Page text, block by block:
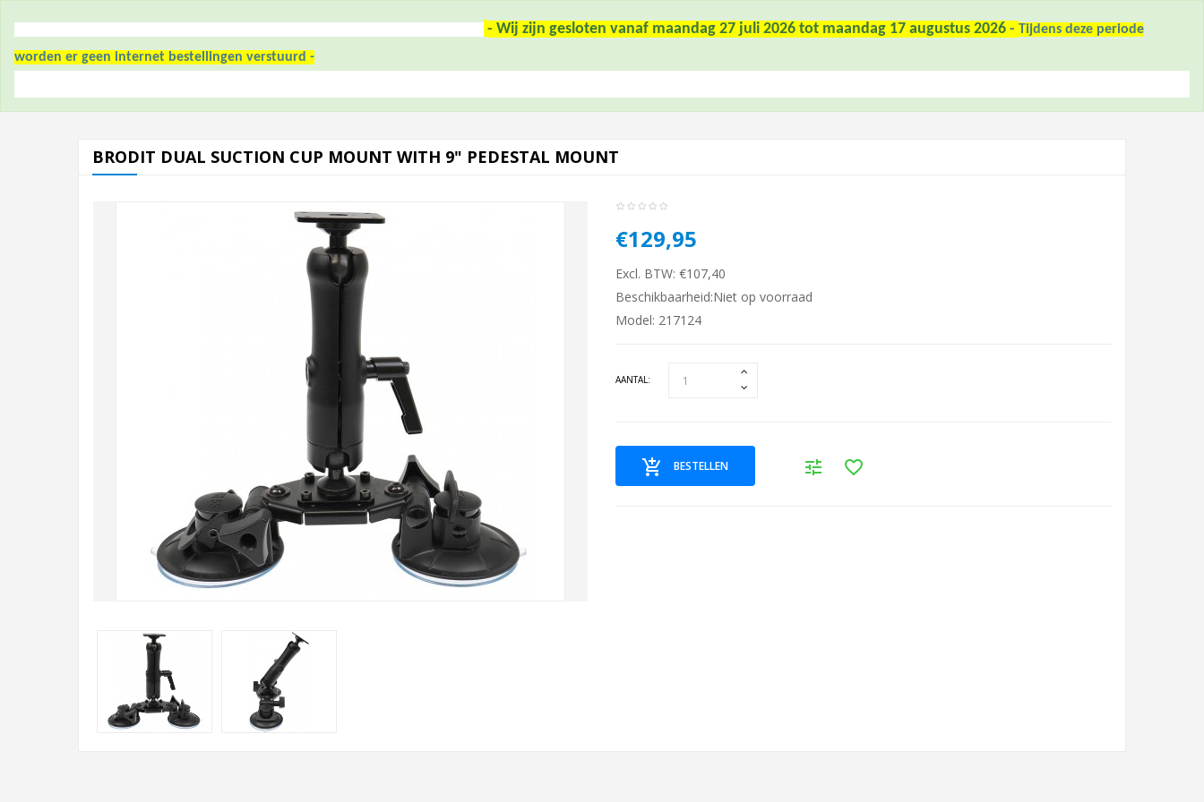
- Wij zijn gesloten vanaf maandag 27 juli 2026 tot maandag 17 augustus 2026 - Tijdens deze periode
worden er geen internet bestellingen verstuurd -
BRODIT DUAL SUCTION CUP MOUNT WITH 9" PEDESTAL MOUNT
€129,95
Excl. BTW: €107,40
Beschikbaarheid:Niet op voorraad
Model: 217124
AANTAL:
BESTELLEN